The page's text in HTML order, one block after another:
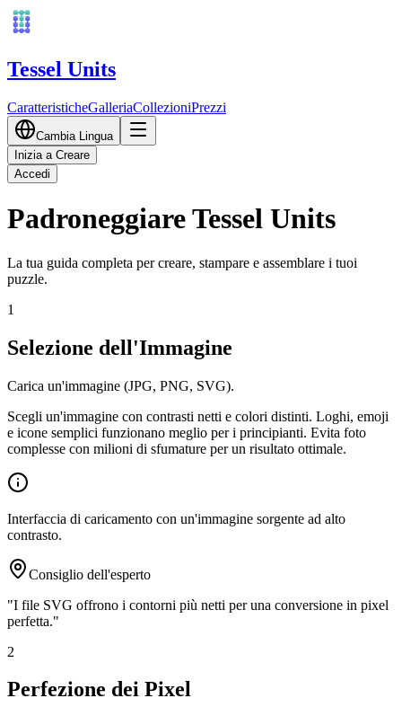
Tessel Units
CaratteristicheGalleriaCollezioniPrezzi
Cambia Lingua
Inizia a Creare
Accedi
Padroneggiare Tessel Units
La tua guida completa per creare, stampare e assemblare i tuoi
puzzle.
1
Selezione dell'Immagine
Carica un'immagine (JPG, PNG, SVG).
Scegli un'immagine con contrasti netti e colori distinti. Loghi, emoji
e icone semplici funzionano meglio per i principianti. Evita foto
complesse con milioni di sfumature per un risultato ottimale.
Interfaccia di caricamento con un'immagine sorgente ad alto
contrasto.
Consiglio dell'esperto
"I file SVG offrono i contorni più netti per una conversione in pixel
perfetta."
2
Perfezione dei Pixel